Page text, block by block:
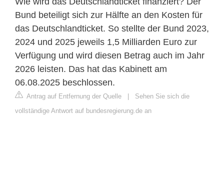
Bund beteiligt sich zur Hälfte an den Kosten für
das Deutschlandticket. So stellte der Bund 2023,
2024 und 2025 jeweils 1,5 Milliarden Euro zur
Verfügung und wird diesen Betrag auch im Jahr
2026 leisten. Das hat das Kabinett am
06.08.2025 beschlossen.
Antrag auf Entfernung der Quelle | Sehen Sie sich die
vollständige Antwort auf bundesregierung.de an